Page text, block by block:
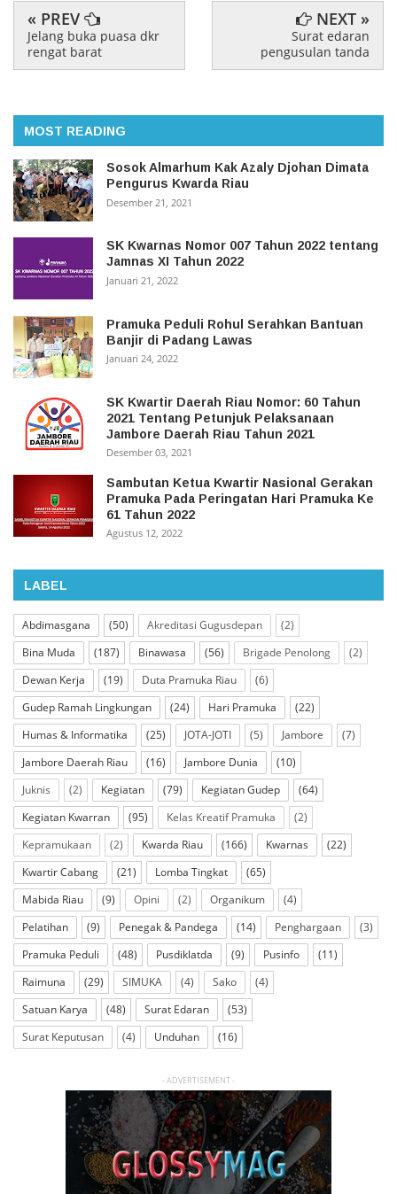
« PREV
Jelang buka puasa dkr
rengat barat
NEXT »
Surat edaran
pengusulan tanda
MOST READING
Sosok Almarhum Kak Azaly Djohan Dimata
Pengurus Kwarda Riau
Desember 21, 2021
SK Kwarnas Nomor 007 Tahun 2022 tentang
Jamnas XI Tahun 2022
Januari 21, 2022
Pramuka Peduli Rohul Serahkan Bantuan
Banjir di Padang Lawas
Januari 24, 2022
SK Kwartir Daerah Riau Nomor: 60 Tahun
2021 Tentang Petunjuk Pelaksanaan
Jambore Daerah Riau Tahun 2021
Desember 03, 2021
Sambutan Ketua Kwartir Nasional Gerakan
Pramuka Pada Peringatan Hari Pramuka Ke
61 Tahun 2022
Agustus 12, 2022
LABEL
Abdimasgana (50) Akreditasi Gugusdepan
(2)
Bina Muda
(187) Binawasa (56) Brigade Penolong
(2)
Dewan Kerja
(19) Duta Pramuka Riau
(6)
Gudep Ramah Lingkungan
(24) Hari Pramuka
(22)
Humas & Informatika
(25) JOTA-JOTI (5) Jambore
(7)
Jambore Daerah Riau
(16) Jambore Dunia
(10)
Juknis
(2) Kegiatan (79) Kegiatan Gudep
(64)
Kegiatan Kwarran
(95) Kelas Kreatif Pramuka
(2)
Kepramukaan
(2) Kwarda Riau (166) Kwarnas
(22)
Kwartir Cabang
(21) Lomba Tingkat
(65)
Mabida Riau
(9) Opini (2) Organikum
(4)
Pelatihan
(9) Penegak & Pandega (14) Penghargaan
(3)
Pramuka Peduli
(48) Pusdiklatda (9) Pusinfo
(11)
Raimuna
(29) SIMUKA (4) Sako
(4)
Satuan Karya
(48) Surat Edaran
(53)
Surat Keputusan
(4) Unduhan (16)
- ADVERTISEMENT -